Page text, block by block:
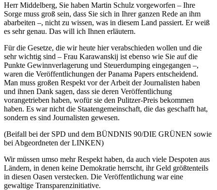
Herr Middelberg, Sie haben Martin Schulz vorgeworfen – Ihre
Sorge muss groß sein, dass Sie sich in Ihrer ganzen Rede an ihm
abarbeiten –, nicht zu wissen, was in diesem Land passiert. Er weiß
es sehr genau. Das will ich Ihnen erläutern.
Für die Gesetze, die wir heute hier verabschieden wollen und die
sehr wichtig sind – Frau Karawanskij ist ebenso wie Sie auf die
Punkte Gewinnverlagerung und Steuerdumping eingegangen –,
waren die Veröffentlichungen der Panama Papers entscheidend.
Man muss großen Respekt vor der Arbeit der Journalisten haben
und ihnen Dank sagen, dass sie deren Veröffentlichung
vorangetrieben haben, wofür sie den Pulitzer-Preis bekommen
haben. Es war nicht die Staatengemeinschaft, die das geschafft hat,
sondern es sind Journalisten gewesen.
(Beifall bei der SPD und dem BÜNDNIS 90/DIE GRÜNEN sowie
bei Abgeordneten der LINKEN)
Wir müssen umso mehr Respekt haben, da auch viele Despoten aus
Ländern, in denen keine Demokratie herrscht, ihr Geld größtenteils
in diesen Oasen verstecken. Die Veröffentlichung war eine
gewaltige Transparenzinitiative.